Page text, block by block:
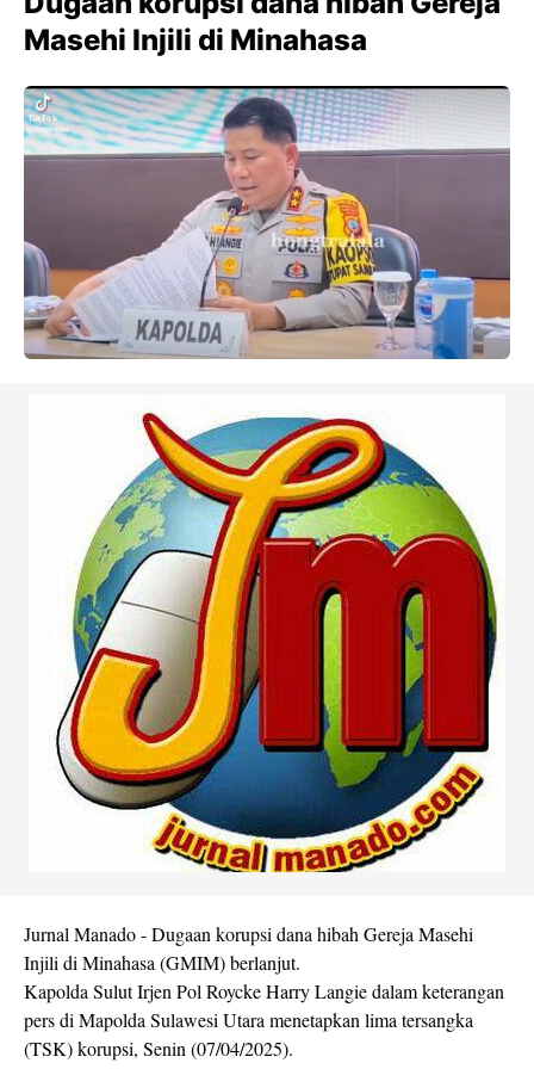
Masehi Injili di Minahasa
Jurnal Manado - Dugaan korupsi dana hibah Gereja Masehi
Injili di Minahasa (GMIM) berlanjut.
Kapolda Sulut Irjen Pol Roycke Harry Langie dalam keterangan
pers di Mapolda Sulawesi Utara menetapkan lima tersangka
(TSK) korupsi, Senin (07/04/2025).